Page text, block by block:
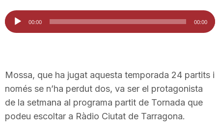
Reproductor
d'àudio
00:00 00:00
Mossa, que ha jugat aquesta temporada 24 partits i
només se n’ha perdut dos, va ser el protagonista
de la setmana al programa partit de Tornada que
podeu escoltar a Ràdio Ciutat de Tarragona.